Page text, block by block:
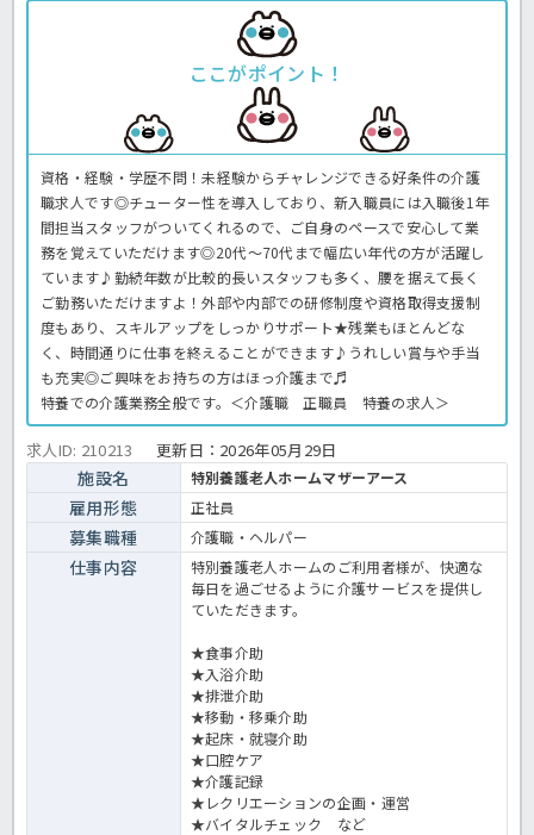
ここがポイント！
資格・経験・学歴不問！未経験からチャレンジできる好条件の介護
職求人です◎チューター性を導入しており、新入職員には入職後1年
間担当スタッフがついてくれるので、ご自身のペースで安心して業
務を覚えていただけます◎20代～70代まで幅広い年代の方が活躍し
ています♪勤続年数が比較的長いスタッフも多く、腰を据えて長く
ご勤務いただけますよ！外部や内部での研修制度や資格取得支援制
度もあり、スキルアップをしっかりサポート★残業もほとんどな
く、時間通りに仕事を終えることができます♪うれしい賞与や手当
も充実◎ご興味をお持ちの方はほっ介護まで♬
特養での介護業務全般です。＜介護職 正職員 特養の求人＞
求人ID: 210213 更新日： 2026年05月29日
施設名 特別養護老人ホームマザーアース
雇用形態 正社員
募集職種 介護職・ヘルパー
仕事内容
特別養護老人ホームのご利用者様が、快適な
毎日を過ごせるように介護サービスを提供し
ていただきます。
★食事介助
★入浴介助
★排泄介助
★移動・移乗介助
★起床・就寝介助
★口腔ケア
★介護記録
★レクリエーションの企画・運営
★バイタルチェック など